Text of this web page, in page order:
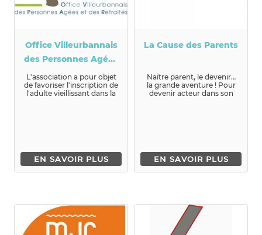
Office Villeurbannais
des Personnes Agées
et Retraitées
L'association a pour objet
de favoriser l'inscription de
l'adulte vieillissant dans la
EN SAVOIR PLUS
La Cause des Parents
Naître parent, le devenir…
la grande aventure ! Pour
devenir acteur dans son
EN SAVOIR PLUS